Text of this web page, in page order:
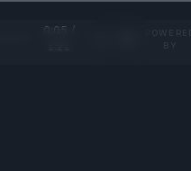
0:06 /